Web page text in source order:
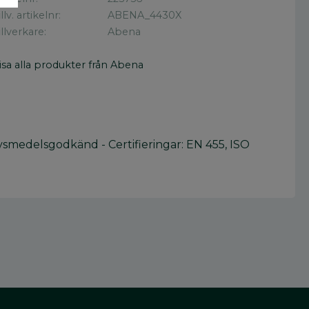
artikelnr
ABENA_4430X
Abena
alla produkter från Abena
- Certifieringar: EN 455, ISO